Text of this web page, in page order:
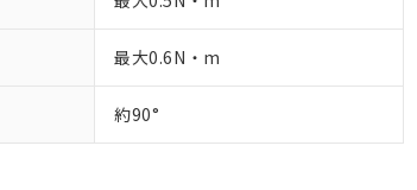
最大0.6N・m
約90°